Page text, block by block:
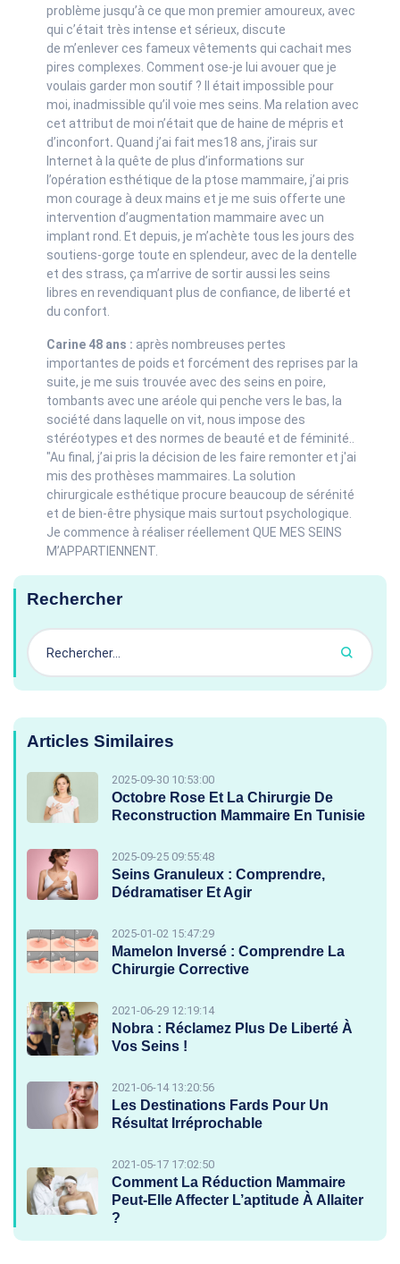
problème jusqu’à ce que mon premier amoureux, avec
qui c’était très intense et sérieux, discute
de m’enlever ces fameux vêtements qui cachait mes
pires complexes. Comment ose-je lui avouer que je
voulais garder mon soutif ? Il était impossible pour
moi, inadmissible qu’il voie mes seins. Ma relation avec
cet attribut de moi n’était que de haine de mépris et
d’inconfort. Quand j’ai fait mes18 ans, j’irais sur
Internet à la quête de plus d’informations sur
l’opération esthétique de la ptose mammaire, j’ai pris
mon courage à deux mains et je me suis offerte une
intervention d’augmentation mammaire avec un
implant rond. Et depuis, je m’achète tous les jours des
soutiens-gorge toute en splendeur, avec de la dentelle
et des strass, ça m’arrive de sortir aussi les seins
libres en revendiquant plus de confiance, de liberté et
du confort.
Carine 48 ans : après nombreuses pertes
importantes de poids et forcément des reprises par la
suite, je me suis trouvée avec des seins en poire,
tombants avec une aréole qui penche vers le bas, la
société dans laquelle on vit, nous impose des
stéréotypes et des normes de beauté et de féminité..
"Au final, j’ai pris la décision de les faire remonter et j'ai
mis des prothèses mammaires. La solution
chirurgicale esthétique procure beaucoup de sérénité
et de bien-être physique mais surtout psychologique.
Je commence à réaliser réellement QUE MES SEINS
M’APPARTIENNENT.
Rechercher
Articles Similaires
2025-09-30 10:53:00
Octobre Rose Et La Chirurgie De
Reconstruction Mammaire En Tunisie
2025-09-25 09:55:48
Seins Granuleux : Comprendre,
Dédramatiser Et Agir
2025-01-02 15:47:29
Mamelon Inversé : Comprendre La
Chirurgie Corrective
2021-06-29 12:19:14
Nobra : Réclamez Plus De Liberté À
Vos Seins !
2021-06-14 13:20:56
Les Destinations Fards Pour Un
Résultat Irréprochable
2021-05-17 17:02:50
Comment La Réduction Mammaire
Peut-Elle Affecter L’aptitude À Allaiter
?